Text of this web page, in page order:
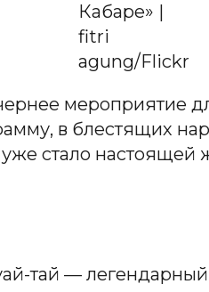
Кабаре» |
fitri
agung/Flickr
мероприятие
в блестящих
стало настоящей
тай — легендарный